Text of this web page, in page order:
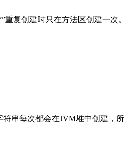
复创建时只在方法区创建一次。
符串每次都会在JVM堆中创建，